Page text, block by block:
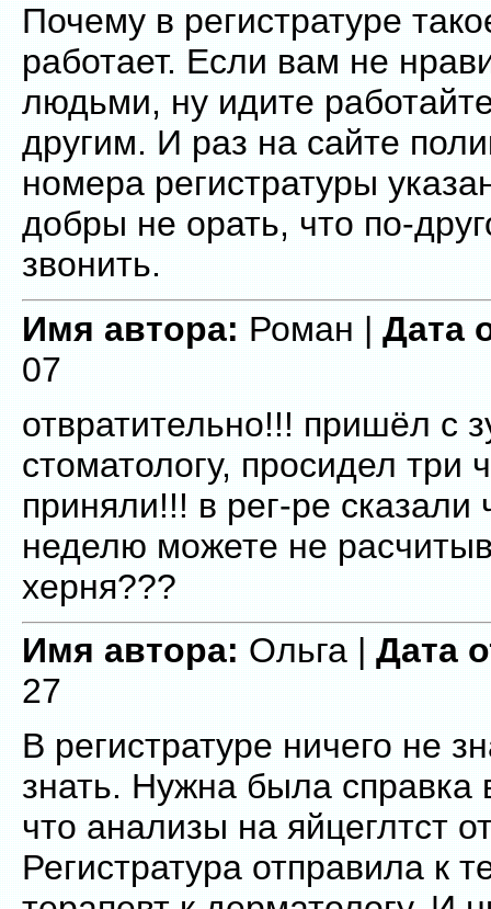
Почему в регистратуре
работает. Если вам не
людьми, ну идите
другим. И раз на сайте
номера регистратуры
добры не орать, что по-
звонить.
Имя автора:Роман |Дата
07
отвратительно!!! пришёл с
стоматологу, просидел три
приняли!!! в рег-ре
неделю можете не
херня???
Имя автора:Ольга |Дата
27
В регистратуре ничего не
знать. Нужна была справка
что анализы на яйцеглтст
Регистратура отправила к